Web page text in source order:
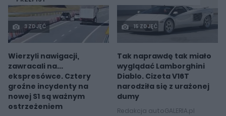
3 ZDJĘĆ
Wierzyli nawigacji,
zawracali na...
ekspresówce. Cztery
groźne incydenty na
nowej S1 są ważnym
ostrzeżeniem
15 ZDJĘĆ
Tak naprawdę tak miało
wyglądać Lamborghini
Diablo. Cizeta V16T
narodziła się z urażonej
dumy
Redakcja autoGALERIA.pl